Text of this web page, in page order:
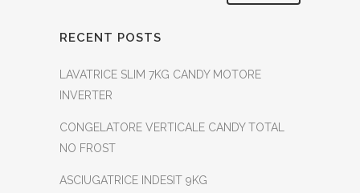
RECENT POSTS
LAVATRICE SLIM 7KG CANDY MOTORE
INVERTER
CONGELATORE VERTICALE CANDY TOTAL
NO FROST
ASCIUGATRICE INDESIT 9KG